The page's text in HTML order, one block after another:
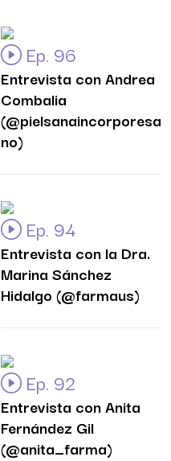
Ep. 96
Entrevista con Andrea
Combalia
(@pielsanaincorporesa
no)
Ep. 94
Entrevista con la Dra.
Marina Sánchez
Hidalgo (@farmaus)
Ep. 92
Entrevista con Anita
Fernández Gil
(@anita_farma)